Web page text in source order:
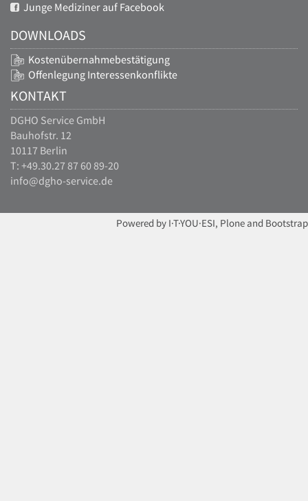
Junge Mediziner auf Facebook
DOWNLOADS
Kostenübernahmebestätigung
Offenlegung Interessenkonflikte
KONTAKT
DGHO Service GmbH
Bauhofstr. 12
10117 Berlin
T: +49.30.27 87 60 89-20
info@dgho-service.de
Powered by I·T·YOU·ESI, Plone and Bootstrap